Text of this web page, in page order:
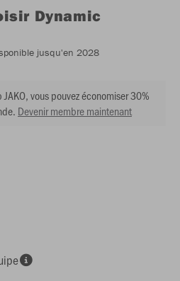
Dynamic
jusqu'en 2028
vous pouvez économiser 30%
Devenir membre maintenant